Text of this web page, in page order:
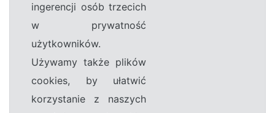
ingerencji osób trzecich
w prywatność
użytkowników.
Używamy także plików
cookies, by ułatwić
korzystanie z naszych